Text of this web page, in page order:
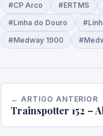
#CP Arco
#ERTMS
#Linha do Douro
#Medway 1900
← ARTIGO ANTERIOR
Trainspotter 152 –